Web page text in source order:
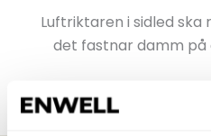
Luftriktaren i sidled
det fastnar damm på